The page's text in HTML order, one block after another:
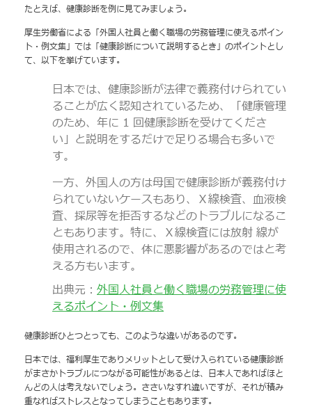
たとえば、健康診断を例に見てみましょう。
厚生労働省による「外国人社員と働く職場の労務管理に使えるポイン
ト・例文集」では「健康診断について説明するとき」のポイントとし
て、以下を挙げています。
日本では、健康診断が法律で義務付けられてい
ることが広く認知されているため、「健康管理
のため、年に 1 回健康診断を受けてくださ
い」と説明をするだけで足りる場合も多いで
す。
一方、外国人の方は母国で健康診断が義務付け
られていないケースもあり、Ｘ線検査、血液検
査、採尿等を拒否するなどのトラブルになるこ
ともあります。特に、Ｘ線検査には放射 線が
使用されるので、体に悪影響があるのではと考
える方もいます。
出典元： 外国人社員と働く職場の労務管理に使
えるポイント・例文集
健康診断ひとつとっても、このような違いがあるのです。
日本では、福利厚生でありメリットとして受け入られている健康診断
がまさかトラブルにつながる可能性があるとは、日本人であればほと
んどの人は考えないでしょう。ささいなすれ違いですが、それが積み
重なればストレスとなってしまうこともあります。